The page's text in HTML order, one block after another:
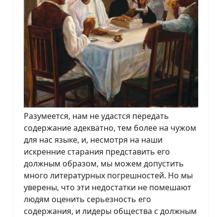
Разумеется, нам не удастся передать
содержание адекватно, тем более на чужом
для нас языке, и, несмотря на наши
искренние старания представить его
должным образом, мы можем допустить
много литературных погрешностей. Но мы
уверены, что эти недостатки не помешают
людям оценить серьезность его
содержания, и лидеры общества с должным